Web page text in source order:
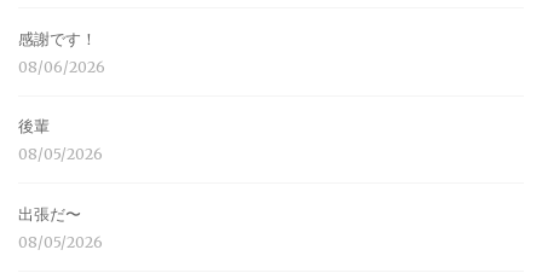
感謝です！
08/06/2026
後輩
08/05/2026
出張だ〜
08/05/2026